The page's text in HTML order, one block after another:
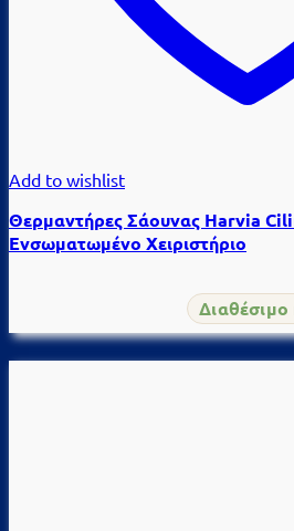
Add to wishlist
Θερμαντήρες Σάουνας Harvia
Ενσωματωμένο Χειριστήριο
Διαθέσιμο